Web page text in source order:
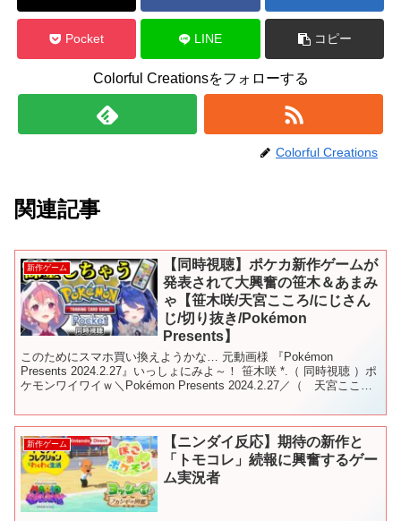
Pocket LINE コピー
Colorful Creationsをフォローする
Colorful Creations
関連記事
新作ゲーム
【同時視聴】ポケカ新作ゲームが
発表されて大興奮の笹木＆あまみ
ゃ【笹木咲/天宮こころ/にじさん
じ/切り抜き/Pokémon
Presents】
このためにスマホ買い換えようかな… 元動画様 『Pokémon
Presents 2024.2.27』いっしょにみよ～！ 笹木咲 *.（ 同時視聴 ）ポ
ケモンワイワイｗ＼Pokémon Presents 2024.2.27／（ 天宮こころ
新作ゲーム
【ニンダイ反応】期待の新作と
「トモコレ」続報に興奮するゲー
ム実況者